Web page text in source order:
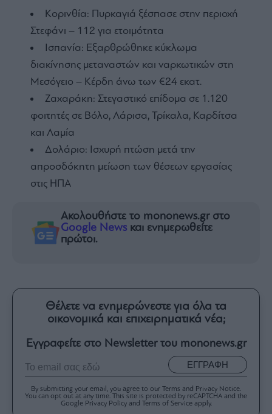
Κορινθία: Πυρκαγιά ξέσπασε στην περιοχή
Στεφάνι – 112 για ετοιμότητα
Ισπανία: Εξαρθρώθηκε κύκλωμα
διακίνησης μεταναστών και ναρκωτικών στη
Μεσόγειο – Κέρδη άνω των €24 εκατ.
Ζαχαράκη: Στεγαστικό επίδομα σε 1.120
φοιτητές σε Βόλο, Λάρισα, Τρίκαλα, Καρδίτσα
και Λαμία
Δολάριο: Ισχυρή πτώση μετά την
απροσδόκητη μείωση των θέσεων εργασίας
στις ΗΠΑ
Ακολουθήστε το mononews.gr στο
Google News και ενημερωθείτε
πρώτοι.
Θέλετε να ενημερώνεστε για όλα τα
οικονομικά και επιχειρηματικά νέα;
Εγγραφείτε στο Newsletter του mononews.gr
ΕΓΓΡΑΦΗ
By submitting your email, you agree to our Terms and Privacy Notice.
You can opt out at any time. This site is protected by reCAPTCHA and the
Google Privacy Policy and Terms of Service apply.